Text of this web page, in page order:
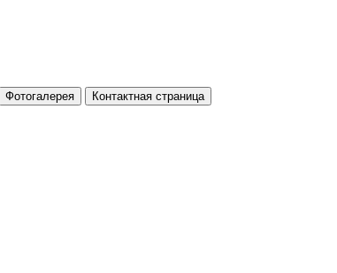
Фотогалерея Контактная страница